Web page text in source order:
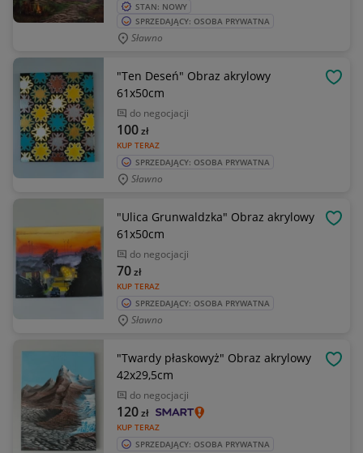
STAN: NOWY
SPRZEDAJĄCY: OSOBA PRYWATNA
Sławno
"Ten Deseń" Obraz akrylowy
61x50cm
do negocjacji
KUP TERAZ
100zł
SPRZEDAJĄCY: OSOBA PRYWATNA
Sławno
"Ulica Grunwaldzka" Obraz akrylowy
61x50cm
do negocjacji
KUP TERAZ
70zł
SPRZEDAJĄCY: OSOBA PRYWATNA
Sławno
"Twardy płaskowyż" Obraz akrylowy
42x29,5cm
do negocjacji
KUP TERAZ
120zł
SPRZEDAJĄCY: OSOBA PRYWATNA